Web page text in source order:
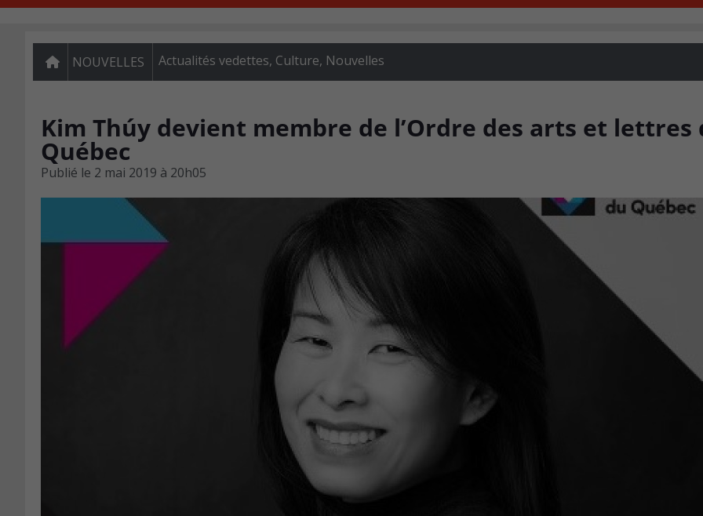
NOUVELLES Actualités vedettes, Culture, Nouvelles
Kim Thúy devient membre de l’Ordre des arts et lettres
Québec
Publié le 2 mai 2019 à 20h05